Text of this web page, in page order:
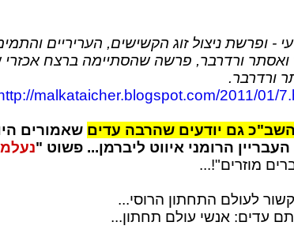
- ופרשת ניצול זוג הקשישים, העריריים
ואסתר ורדרבר, פרשה שהסתיימה ברצח אכזרי
ורדרבר.
malkataicher.blogspot.com/2011/01/
גם יודעים שהרבה עדים שאמורים
הרומני איווט ליברמן... פשוט "
מוזרים"!...
קשור לעולם התחתון הרוסי...
עדים: אנשי עולם תחתון...